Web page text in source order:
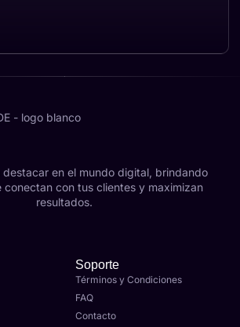
destacar en el mundo digital, brindando
conectan con tus clientes y maximizan
resultados.
Soporte
Términos y Condiciones
FAQ
Contacto